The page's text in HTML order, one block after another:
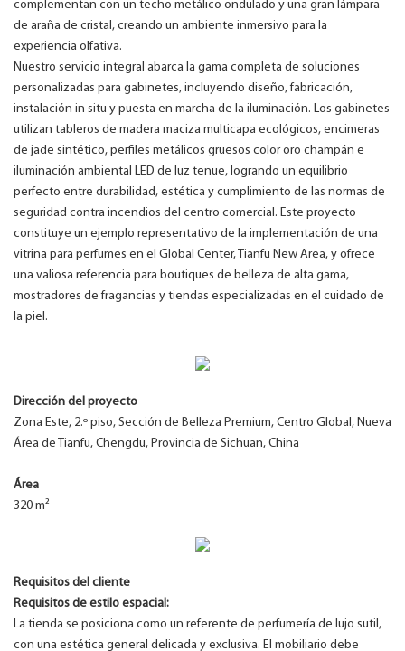
complementan con un techo metálico ondulado y una gran lámpara
de araña de cristal, creando un ambiente inmersivo para la
experiencia olfativa.
Nuestro servicio integral abarca la gama completa de soluciones
personalizadas para gabinetes, incluyendo diseño, fabricación,
instalación in situ y puesta en marcha de la iluminación. Los gabinetes
utilizan tableros de madera maciza multicapa ecológicos, encimeras
de jade sintético, perfiles metálicos gruesos color oro champán e
iluminación ambiental LED de luz tenue, logrando un equilibrio
perfecto entre durabilidad, estética y cumplimiento de las normas de
seguridad contra incendios del centro comercial. Este proyecto
constituye un ejemplo representativo de la implementación de una
vitrina para perfumes en el Global Center, Tianfu New Area, y ofrece
una valiosa referencia para boutiques de belleza de alta gama,
mostradores de fragancias y tiendas especializadas en el cuidado de
la piel.
Dirección del proyecto
Zona Este, 2.º piso, Sección de Belleza Premium, Centro Global, Nueva
Área de Tianfu, Chengdu, Provincia de Sichuan, China
Área
320 m²
Requisitos del cliente
Requisitos de estilo espacial:
La tienda se posiciona como un referente de perfumería de lujo sutil,
con una estética general delicada y exclusiva. El mobiliario debe